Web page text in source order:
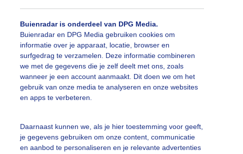
Buienradar is onderdeel van DPG Media.
Buienradar en DPG Media gebruiken cookies om
informatie over je apparaat, locatie, browser en
surfgedrag te verzamelen. Deze informatie combineren
we met de gegevens die je zelf deelt met ons, zoals
wanneer je een account aanmaakt. Dit doen we om het
gebruik van onze media te analyseren en onze websites
en apps te verbeteren.
Daarnaast kunnen we, als je hier toestemming voor geeft,
je gegevens gebruiken om onze content, communicatie
en aanbod te personaliseren en je relevante advertenties
#duinen #fietser #fietsers
#hittegolf #kinderen #kiters #kurkdroog
#maan #mist
#opklaringen #paraplu
#strakblauwe_lucht #strakblauwelucht
alle categorieën
vragen
Mijn weer